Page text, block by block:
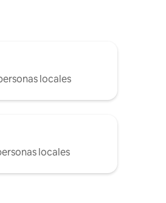
locales
locales